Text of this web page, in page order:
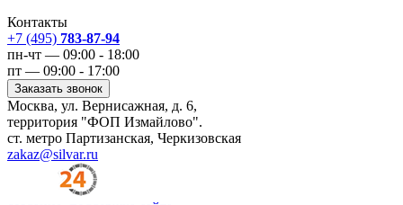
Контакты
+7 (495) 783-87-94
пн-чт — 09:00 - 18:00
пт — 09:00 - 17:00
Заказать звонок
Москва, ул. Вернисажная, д. 6,
территория "ФОП Измайлово".
ст. метро Партизанская, Черкизовская
zakaz@silvar.ru